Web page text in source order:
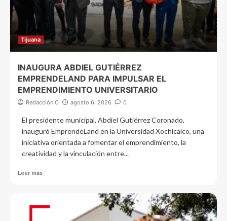
Tijuana
INAUGURA ABDIEL GUTIÉRREZ
EMPRENDELAND PARA IMPULSAR EL
EMPRENDIMIENTO UNIVERSITARIO
Redacción C agosto 6, 2026 0
El presidente municipal, Abdiel Gutiérrez Coronado,
inauguró EmprendeLand en la Universidad Xochicalco, una
iniciativa orientada a fomentar el emprendimiento, la
creatividad y la vinculación entre...
Leer más